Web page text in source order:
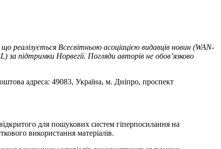
Всесвітньою асоціацією видавців новин (WAN-
підтримки Норвегії. Погляди авторів не обов’язково
адреса: 49083, Україна, м. Дніпро, проспект
для пошукових систем гіперпосилання на
використання матеріалів.